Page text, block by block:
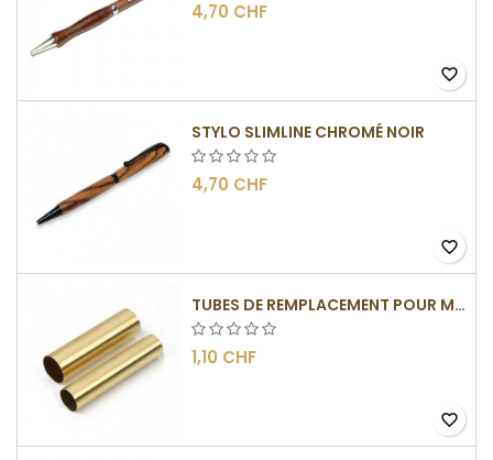
4,70 CHF
favorite_border
STYLO SLIMLINE CHROMÉ NOIR
4,70 CHF
favorite_border
TUBES DE REMPLACEMENT POUR MÉCANISME SLIMLINE
1,10 CHF
favorite_border